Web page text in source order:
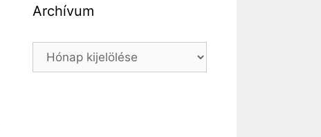
Archívum
Archívum